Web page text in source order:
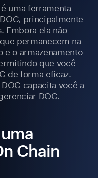
uma ferramenta
principalmente
Embora ela não
permanecem na
o armazenamento
que você
de forma eficaz.
capacita você a
DOC.
Chain